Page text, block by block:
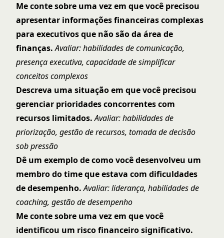
Me conte sobre uma vez em que você precisou
apresentar informações financeiras complexas
para executivos que não são da área de
finanças. Avaliar: habilidades de comunicação,
presença executiva, capacidade de simplificar
conceitos complexos
Descreva uma situação em que você precisou
gerenciar prioridades concorrentes com
recursos limitados. Avaliar: habilidades de
priorização, gestão de recursos, tomada de decisão
sob pressão
Dê um exemplo de como você desenvolveu um
membro do time que estava com dificuldades
de desempenho. Avaliar: liderança, habilidades de
coaching, gestão de desempenho
Me conte sobre uma vez em que você
identificou um risco financeiro significativo.